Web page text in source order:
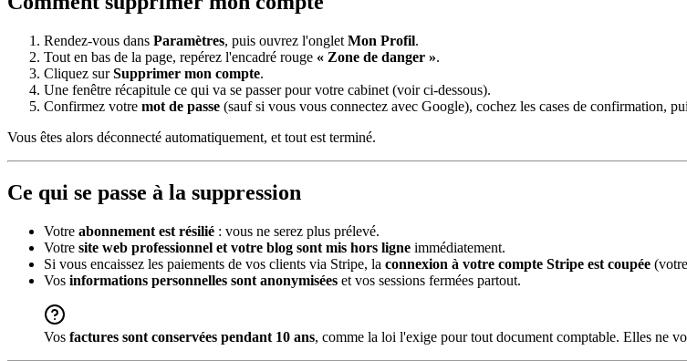
Rendez-vous dans Paramètres, puis ouvrez l'onglet Mon Profil.
Tout en bas de la page, repérez l'encadré rouge « Zone de danger ».
Cliquez surSupprimer mon compte.
Une fenêtre récapitule ce qui va se passer pour votre cabinet (voir ci-dessous).
Confirmez votre mot de passe (sauf si vous vous connectez avec Google), cochez les cases de confirmation,
Vous êtes alors déconnecté automatiquement, et tout est terminé.
Ce qui se passe à la suppression
Votre abonnement est résilié : vous ne serez plus prélevé.
Votre site web professionnel et votre blog sont mis hors ligne immédiatement.
Si vous encaissez les paiements de vos clients via Stripe, la connexion à votre compte Stripe est coupée
Vos informations personnelles sont anonymisées et vos sessions fermées partout.
Vos factures sont conservées pendant 10 ans, comme la loi l'exige pour tout document comptable. Elles ne